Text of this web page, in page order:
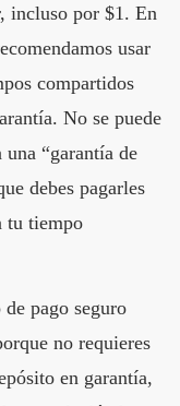
incluso por $1. En
usar
compartidos
No se puede
“garantía de
debes pagarles
tu tiempo
pago seguro
no requieres
en garantía,